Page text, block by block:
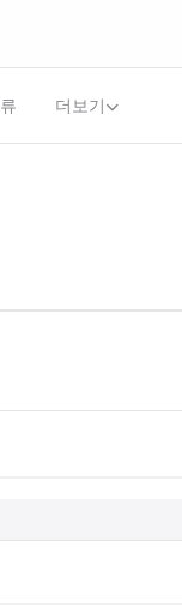
더보기